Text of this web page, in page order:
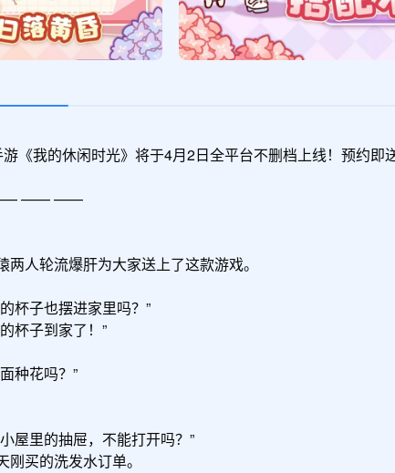
《我的休闲时光》将于4月2日全平台不删档上线！预约
—— ——
人轮流爆肝为大家送上了这款游戏。
杯子也摆进家里吗？”
杯子到家了！”
种花吗？”
屋里的抽屉，不能打开吗？”
买的洗发水订单。